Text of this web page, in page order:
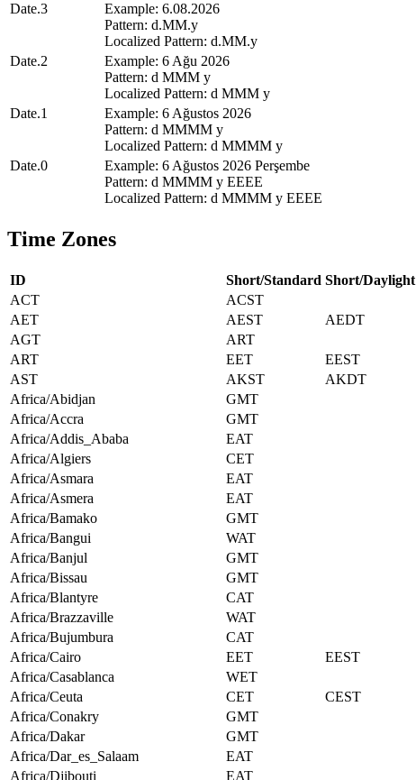
Date.3
Example: 6.08.2026
Pattern: d.MM.y
Localized Pattern: d.MM.y
Date.2
Example: 6 Ağu 2026
Pattern: d MMM y
Localized Pattern: d MMM y
Date.1
Example: 6 Ağustos 2026
Pattern: d MMMM y
Localized Pattern: d MMMM y
Date.0
Example: 6 Ağustos 2026 Perşembe
Pattern: d MMMM y EEEE
Localized Pattern: d MMMM y EEEE
Time Zones
ID Short/Standard Short/Daylight
ACT
ACST
AET
AEST AEDT
AGT
ART
ART
EET EEST
AST
AKST AKDT
Africa/Abidjan
GMT
Africa/Accra
GMT
Africa/Addis_Ababa
EAT
Africa/Algiers
CET
Africa/Asmara
EAT
Africa/Asmera
EAT
Africa/Bamako
GMT
Africa/Bangui
WAT
Africa/Banjul
GMT
Africa/Bissau
GMT
Africa/Blantyre
CAT
Africa/Brazzaville
WAT
Africa/Bujumbura
CAT
Africa/Cairo
EET EEST
Africa/Casablanca
WET
Africa/Ceuta
CET CEST
Africa/Conakry
GMT
Africa/Dakar
GMT
Africa/Dar_es_Salaam
EAT
Africa/Djibouti
EAT